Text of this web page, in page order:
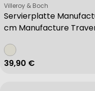
Servierplatte
cm Manufacture
Verkäufer:
Villeroy & Boch
Regulärer Preis
39,90 €